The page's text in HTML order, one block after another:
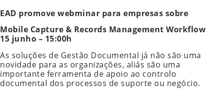
EAD promove webminar para empresas sobre
Mobile Capture & Records Management Workflow
15 junho – 15:00h
As soluções de Gestão Documental já não são uma
novidade para as organizações, aliás são uma
importante ferramenta de apoio ao controlo
documental dos processos de suporte ou negócio.